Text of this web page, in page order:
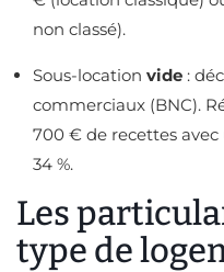
non classé).
Sous-location vide :
commerciaux (BNC).
700 € de recettes
34 %.
Les
type de